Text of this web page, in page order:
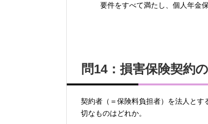
要件をすべて満たし、個人年金
問14：損害保険契約
契約者（＝保険料負担者）を法人と
切なものはどれか。